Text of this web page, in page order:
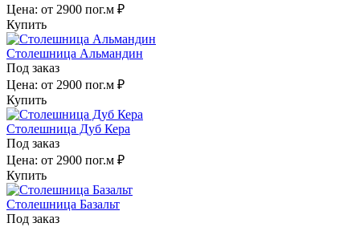
Цена: от 2900 пог.м ₽
Купить
Столешница Альмандин
Под заказ
Цена: от 2900 пог.м ₽
Купить
Столешница Дуб Кера
Под заказ
Цена: от 2900 пог.м ₽
Купить
Столешница Базальт
Под заказ